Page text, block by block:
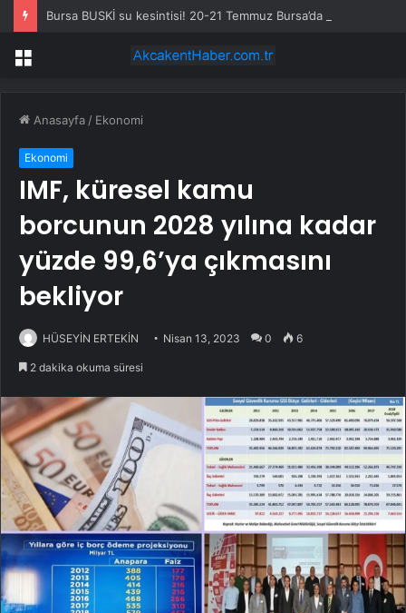
Menü
Anasayfa / Ekonomi
Ekonomi
IMF, küresel kamu
borcunun 2028 yılına kadar
yüzde 99,6’ya çıkmasını
bekliyor
HÜSEYİN ERTEKİN Nisan 13, 2023 0 6
2 dakika okuma süresi